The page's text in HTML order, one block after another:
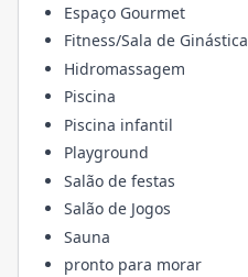
Espaço Gourmet
Fitness/Sala de Ginástica
Hidromassagem
Piscina
Piscina infantil
Playground
Salão de festas
Salão de Jogos
Sauna
pronto para morar